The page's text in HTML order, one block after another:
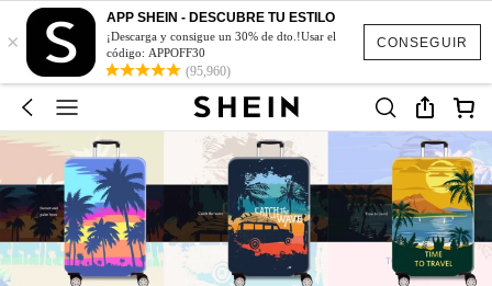
CONSEGUIR
×
APP SHEIN - DESCUBRE TU ESTILO
¡Descarga y consigue un 30% de dto.!Usar el
código: APPOFF30
(95,960)